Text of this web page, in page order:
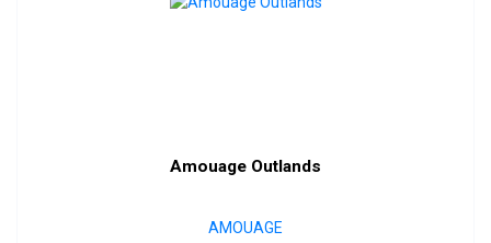
Amouage Outlands
AMOUAGE